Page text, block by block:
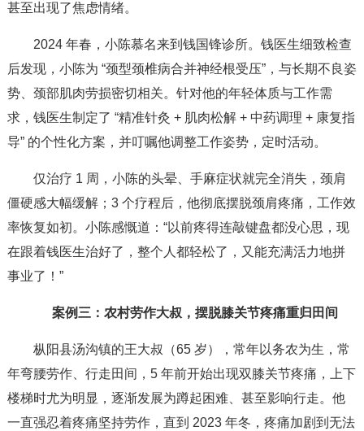
甚至出现了焦虑情绪。
2024 年春，小陈慕名来到钱国锋诊所。钱医生细致检查
后发现，小陈为 “颈型颈椎病合并神经根受压”，与长期不良姿
势、颈部肌肉劳损密切相关。针对他的年轻体质与工作需
求，钱医生制定了 “精准针灸 + 肌肉松解 + 中药调理 + 康复指
导” 的个性化方案，并叮嘱他调整工作姿势，定时活动。
仅治疗 1 周，小陈的头晕、手麻症状就完全消失，颈肩
僵硬感大幅缓解；3 个疗程后，他彻底摆脱颈肩疼痛，工作效
率恢复如初。小陈感慨道：“以前疼得连敲键盘都没心思，现
在跟着钱医生治好了，整个人都轻松了，又能充满活力地拼
事业了！”
案例三：农村劳作大叔，摆脱膝关节疼痛重归田间
枞阳县汤沟镇的王大叔（65 岁），常年以务农为生，常
年弯腰劳作、行走田间，5 年前开始出现双膝关节疼痛，上下
楼梯时尤为明显，逐渐发展为蹲起困难、甚至影响行走。他
一直强忍着疼痛坚持劳作，直到 2023 年冬，疼痛加剧到无法